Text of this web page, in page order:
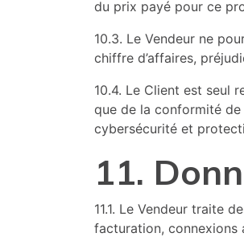
du prix payé pour ce
10.3. Le Vendeur ne
chiffre d’affaires,
10.4. Le Client est seul
que de la conformité
cybersécurité et
11.
11.1. Le Vendeur traite
facturation, connexions